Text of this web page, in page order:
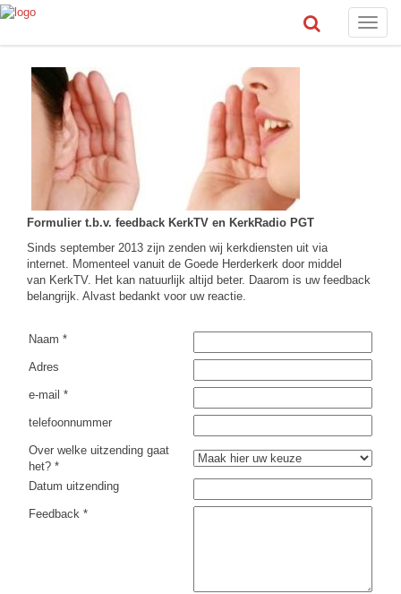
Toggle
Formulier t.b.v. feedback KerkTV en KerkRadio PGT
Sinds september 2013 zijn zenden wij kerkdiensten uit via
internet. Momenteel vanuit de Goede Herderkerk door middel
van KerkTV. Het kan natuurlijk altijd beter. Daarom is uw feedback
belangrijk. Alvast bedankt voor uw reactie.
Naam *
Adres
e-mail *
telefoonnummer
Over welke uitzending gaat
het? *
Datum uitzending
Feedback *